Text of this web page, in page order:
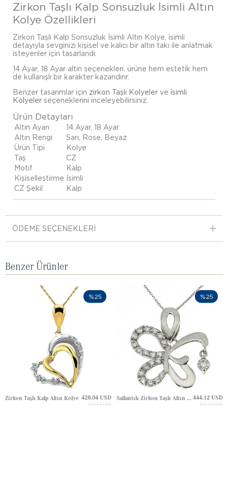
Zirkon Taşlı Kalp Sonsuzluk İsimli Altın
Kolye Özellikleri
Zirkon Taşlı Kalp Sonsuzluk İsimli Altın Kolye, i̇simli
detayıyla sevginizi kişisel ve kalıcı bir altın takı ile anlatmak
isteyenler için tasarlandı.
14 Ayar, 18 Ayar altın seçenekleri, ürüne hem estetik hem
de kullanışlı bir karakter kazandırır.
Benzer tasarımlar için zirkon Taşlı Kolyeler ve i̇simli
Kolyeler seçeneklerini inceleyebilirsiniz.
Ürün Detayları
Altın Ayarı
14 Ayar, 18 Ayar
Altın Rengi
Sarı, Rose, Beyaz
Ürün Tipi
Kolye
Taş
CZ
Motif
Kalp
Kişiselleştirme İsimli
CZ Şekil
Kalp
ÖDEME SEÇENEKLERI
Benzer Ürünler
Zirkon Taşlı Kalp Altın Kolye 428.04 USD
570.72 USD
%25
Sallantılı Zirkon Taşlı Altın Kolye 444.12 USD
592.16 USD
%25